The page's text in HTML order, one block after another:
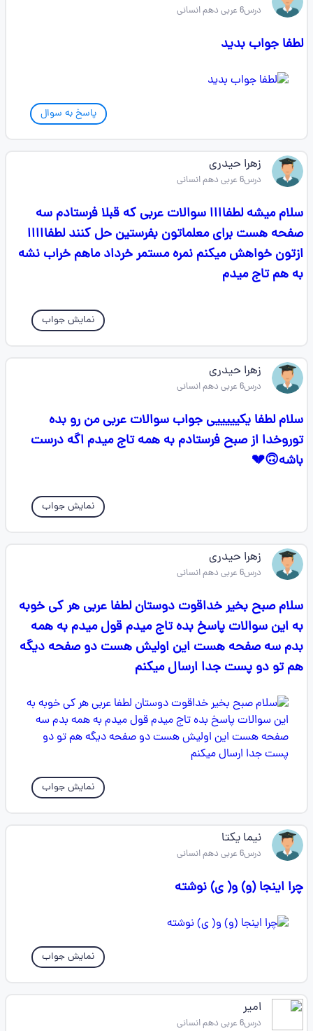
درس6 عربی دهم انسانی
لطفا جواب بدید
پاسخ به سوال
زهرا حیدری
درس6 عربی دهم انسانی
سلام میشه لطفاااا سوالات عربی که قبلا فرستادم سه
صفحه هست برای معلماتون بفرستین حل کنند لطفااااا
ازتون خواهش میکنم نمره مستمر خرداد ماهم خراب نشه
به هم تاج میدم
نمایش جواب
زهرا حیدری
درس6 عربی دهم انسانی
سلام لطفا یکیییییی جواب سوالات عربی من رو بده
توروخدا از صبح فرستادم به همه تاج میدم اگه درست
باشه🙃💔
نمایش جواب
زهرا حیدری
درس6 عربی دهم انسانی
سلام صبح بخیر خداقوت دوستان لطفا عربی هر کی خوبه
به این سوالات پاسخ بده تاج میدم قول میدم به همه
بدم سه صفحه هست این اولیش هست دو صفحه دیگه
هم تو دو پست جدا ارسال میکنم
نمایش جواب
نیما یکتا
درس6 عربی دهم انسانی
چرا اینجا (و) و( ی) نوشته
نمایش جواب
امیر
درس6 عربی دهم انسانی